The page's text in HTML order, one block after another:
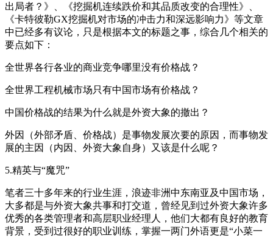
出局者？》、《挖掘机连续跌价和其品质改变的合理性》、
《卡特彼勒GX挖掘机对市场的冲击力和深远影响力》等文章
中已经多有议论，只是根据本文的标题之事，综合几个相关的
要点如下：
全世界各行各业的商业竞争哪里没有价格战？
全世界工程机械市场只有中国市场有价格战？
中国价格战的结果为什么就是外资大象的撤出？
外因（外部矛盾、价格战）是事物发展次要的原因，而事物发
展的主因（内因、外资大象自身）又该是什么呢？
5.精英与“魔咒”
笔者三十多年来的行业生涯，浪迹非洲中东南亚及中国市场，
大多都是与外资大象共事和打交道，曾经见到过外资大象许多
优秀的各类管理者和高层职业经理人，他们大都有良好的教育
背景，受到过很好的职业训练，掌握一两门外语更是“小菜一